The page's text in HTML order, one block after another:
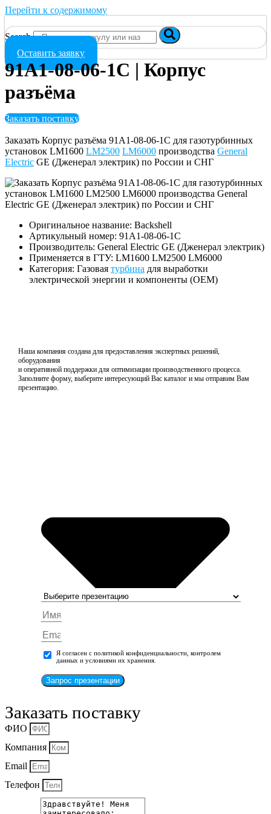
Перейти к содержимому
Search
Оставить заявку
91A1-08-06-1C | Корпус
разъёма
Заказать поставку
Заказать Корпус разъёма 91A1-08-06-1C для газотурбинных
установок LM1600 LM2500 LM6000 производства General
Electric GE (Дженерал электрик) по России и СНГ
Оригинальное название: Backshell
Артикульный номер: 91A1-08-06-1C
Производитель: General Electric GE (Дженерал электрик)
Применяется в ГТУ: LM1600 LM2500 LM6000
Категория: Газовая турбина для выработки
электрической энергии и компоненты (OEM)
Наша компания создана для предоставления экспертных решений,
оборудования
и оперативной поддержки для оптимизации производственного процесса.
Заполните форму, выберите интересующий Вас каталог и мы отправим Вам
презентацию.
Я согласен с политикой конфиденциальности, контролем
данных и условиями их хранения.
Запрос презентации
Заказать поставку
ФИО
Компания
Email
Телефон